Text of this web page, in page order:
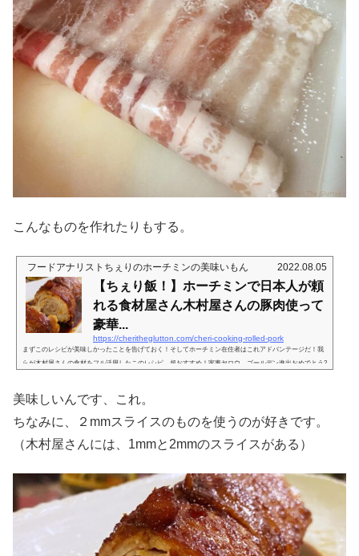
こんなものを作れたりもする。
フードアナリストちぇりのホーチミンの美味いもん 2022.08.05
【ちぇり飯！】ホーチミンで日本人が頼
れる食材屋さん木村屋さんの豚肉使って
豪華...
https://cheritheglutton.com/cheri-cooking-rolled-pork
まずこのレシピが美味しかったことを告げておく！そしてホーチミン在住者はこれアドバンテージだ！我
らが木村屋さんの食材をフル活用したこのレシピ、超おすすめ！家事ヤロウ、ゴールデン進出おめでとう2
ウ」。この度ゴールデンに進出らいしですね。ぜひ、あの空気感はそのまま保って行って欲しいところ
（笑）製作者がどのくらい配慮...
美味しいんです、これ。
ちなみに、２mmスライスのものを使うのが好きです。
（木村屋さんには、1mmと2mmのスライスがある）